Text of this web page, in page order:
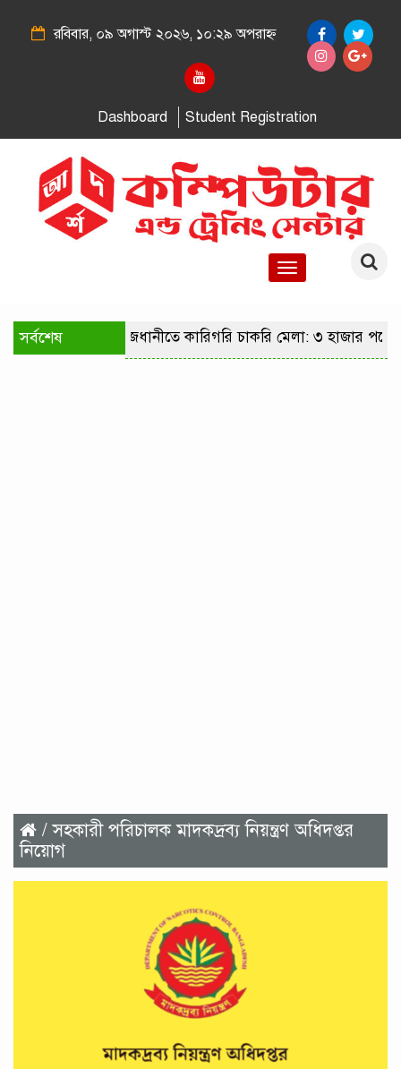
রবিবার, ০৯ অগাস্ট ২০২৬, ১০:২৯ অপরাহ্ন
Dashboard Student Registration
Toggle
সর্বশেষ রাজধানীতে কারিগরি চাকরি মেলা: ৩ হাজার
/ সহকারী পরিচালক মাদকদ্রব্য নিয়ন্ত্রণ অধিদপ্তর
নিয়োগ